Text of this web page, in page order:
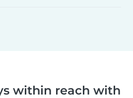
within reach with